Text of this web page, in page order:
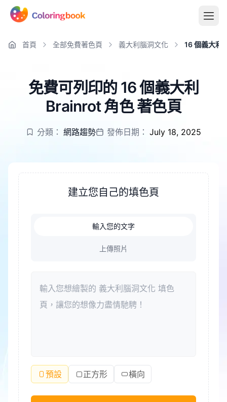
首頁 全部免費著色頁 義大利腦洞文化 16 個義大利
免費可列印的 16 個義大利
Brainrot 角色 著色頁
分類： 網路趨勢 發佈日期： July 18, 2025
建立您自己的填色頁
輸入您的文字
上傳照片
預設 正方形 橫向